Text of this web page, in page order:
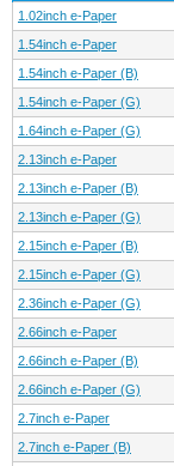
1.02inch e-Paper
1.54inch e-Paper
1.54inch e-Paper (B)
1.54inch e-Paper (G)
1.64inch e-Paper (G)
2.13inch e-Paper
2.13inch e-Paper (B)
2.13inch e-Paper (G)
2.15inch e-Paper (B)
2.15inch e-Paper (G)
2.36inch e-Paper (G)
2.66inch e-Paper
2.66inch e-Paper (B)
2.66inch e-Paper (G)
2.7inch e-Paper
2.7inch e-Paper (B)